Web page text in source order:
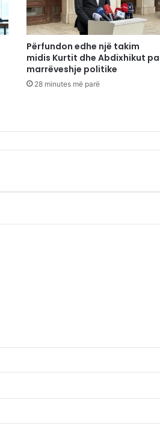
Përfundon edhe një takim
midis Kurtit dhe Abdixhikut pa
marrëveshje politike
28 minutes më parë